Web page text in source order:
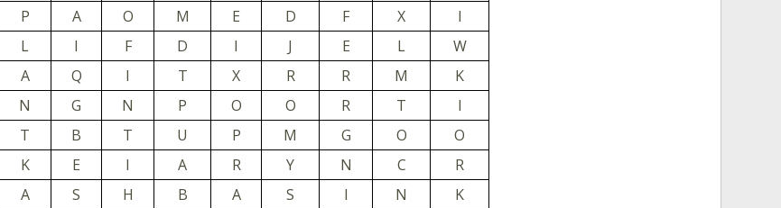
P A O M E D F X
I
L I F D I J E L
W
A Q I T X R R M
K
N G N P O O R T
I
T B T U P M G O
O
K E I A R Y N C
R
A S H B A S I N
K